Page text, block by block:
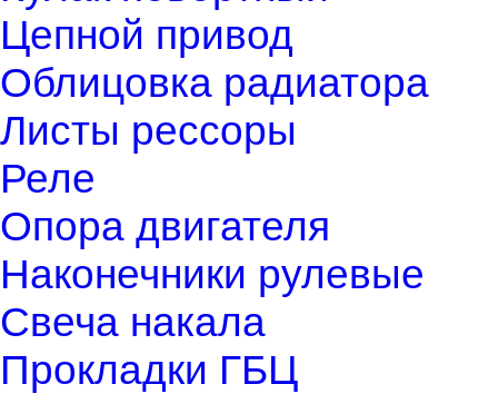
Цепной привод
Облицовка радиатора
Листы рессоры
Реле
Опора двигателя
Наконечники рулевые
Свеча накала
Прокладки ГБЦ